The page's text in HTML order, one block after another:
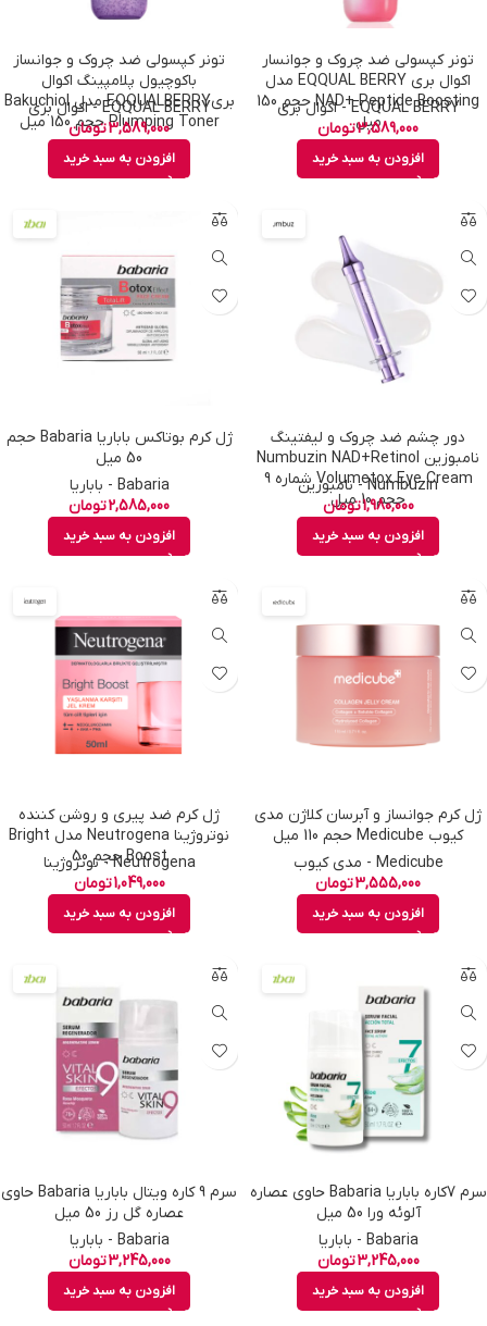
تونر کپسولی ضد چروک و جوانسار
اکوال بری EQQUAL BERRY مدل
NAD+ Peptide Boosting حجم 150
میل
EQQUAL BERRY - اکوال بری
3,589,000تومان
افزودن به سبد خرید
تونر کپسولی ضد چروک و جوانساز
باکوچیول پلامپینگ اکوال
بریEQQUALBERRY مدل Bakuchiol
Plumping Toner حجم 150 میل
EQQUAL BERRY - اکوال بری
3,589,000تومان
افزودن به سبد خرید
دور چشم ضد چروک و لیفتینگ
نامبوزین Numbuzin NAD+Retinol
Volumetox Eye Cream شماره 9
حجم 10 میل
Numbuzin - نامبوزین
1,980,000تومان
افزودن به سبد خرید
ژل کرم بوتاکس باباریا Babaria حجم
50 میل
Babaria - باباریا
2,585,000تومان
افزودن به سبد خرید
ژل کرم جوانساز و آبرسان کلاژن مدی
کیوب Medicube حجم 110 میل
Medicube - مدی کیوب
3,555,000تومان
افزودن به سبد خرید
ژل کرم ضد پیری و روشن کننده
نوتروژینا Neutrogena مدل Bright
Boost حجم 50
Neutrogena - نوتروژینا
1,049,000تومان
افزودن به سبد خرید
سرم 7کاره باباریا Babaria حاوی عصاره
آلوئه ورا 50 میل
Babaria - باباریا
3,245,000تومان
افزودن به سبد خرید
سرم 9 کاره ویتال باباریا Babaria حاوی
عصاره گل رز 50 میل
Babaria - باباریا
3,245,000تومان
افزودن به سبد خرید